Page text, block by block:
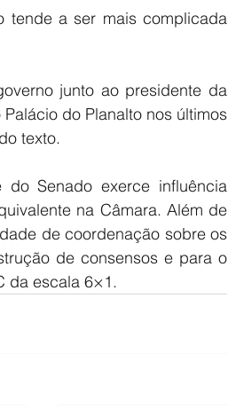
tende a ser mais complicada
junto ao presidente da
do Planalto nos últimos
texto.
Senado exerce influência
na Câmara. Além de
de coordenação sobre os
de consensos e para o
da escala 6×1.